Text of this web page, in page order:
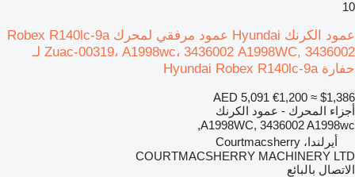
10
عمود الكرنك Hyundai عمود مرفقي لمحرك Robex R140lc-9a
Zuac-00319، A1998wc، 3436002 A1998WC, 3436002 لـ
حفارة Hyundai Robex R140lc-9a
AED 5,091 €1,200 ≈ $1,386
أجزاء المحرك - عمود الكرنك
A1998WC, 3436002 A1998wc,
أيرلندا، Courtmacsherry
COURTMACSHERRY MACHINERY LTD
الاتصال بالبائع